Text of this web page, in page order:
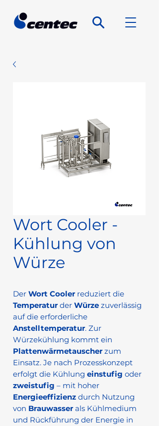
Wort Cooler -
Kühlung von
Würze
Der Wort Coolerreduziert die
Temperaturder Würze zuverlässig
auf die erforderliche
Anstelltemperatur. Zur
Würzekühlung kommt ein
Plattenwärmetauscherzum
Einsatz. Je nach Prozesskonzept
erfolgt die Kühlung einstufig oder
zweistufig – mit hoher
Energieeffizienz durch Nutzung
von Brauwasserals Kühlmedium
und Rückführung der Energie in